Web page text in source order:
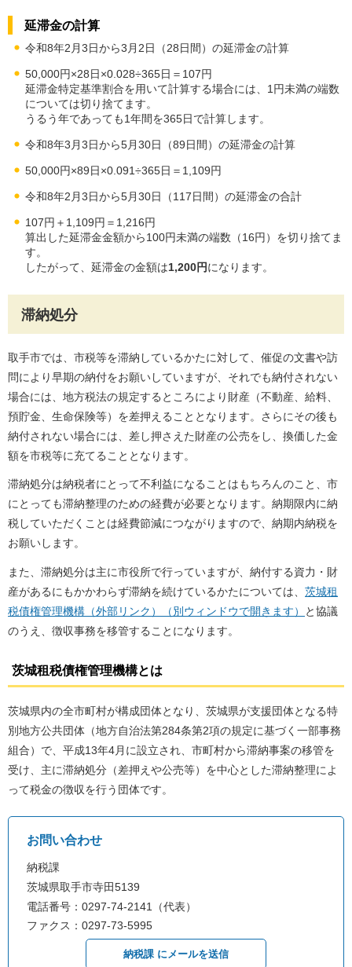
延滞金の計算
令和8年2月3日から3月2日（28日間）の延滞金の計算
50,000円×28日×0.028÷365日＝107円
延滞金特定基準割合を用いて計算する場合には、1円未満の端数
については切り捨てます。
うるう年であっても1年間を365日で計算します。
令和8年3月3日から5月30日（89日間）の延滞金の計算
50,000円×89日×0.091÷365日＝1,109円
令和8年2月3日から5月30日（117日間）の延滞金の合計
107円＋1,109円＝1,216円
算出した延滞金金額から100円未満の端数（16円）を切り捨てま
す。
したがって、延滞金の金額は1,200円になります。
滞納処分
取手市では、市税等を滞納しているかたに対して、催促の文書や訪
問により早期の納付をお願いしていますが、それでも納付されない
場合には、地方税法の規定するところにより財産（不動産、給料、
預貯金、生命保険等）を差押えることとなります。さらにその後も
納付されない場合には、差し押さえた財産の公売をし、換価した金
額を市税等に充てることとなります。
滞納処分は納税者にとって不利益になることはもちろんのこと、市
にとっても滞納整理のための経費が必要となります。納期限内に納
税していただくことは経費節減につながりますので、納期内納税を
お願いします。
また、滞納処分は主に市役所で行っていますが、納付する資力・財
産があるにもかかわらず滞納を続けているかたについては、 茨城租
税債権管理機構（外部リンク）（別ウィンドウで開きます）
と協議
のうえ、徴収事務を移管することになります。
茨城租税債権管理機構とは
茨城県内の全市町村が構成団体となり、茨城県が支援団体となる特
別地方公共団体（地方自治法第284条第2項の規定に基づく一部事務
組合）で、平成13年4月に設立され、市町村から滞納事案の移管を
受け、主に滞納処分（差押えや公売等）を中心とした滞納整理によ
って税金の徴収を行う団体です。
お問い合わせ
納税課
茨城県取手市寺田5139
電話番号：0297-74-2141（代表）
ファクス：0297-73-5995
納税課 にメールを送信